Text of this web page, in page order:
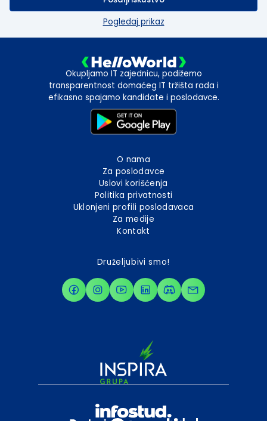
Pogledaj prikaz
Okupljamo IT zajednicu, podižemo
transparentnost domaćeg IT tržišta rada i
efikasno spajamo kandidate i poslodavce.
O nama
Za poslodavce
Uslovi korišćenja
Politika privatnosti
Uklonjeni profili poslodavaca
Za medije
Kontakt
Druželjubivi smo!